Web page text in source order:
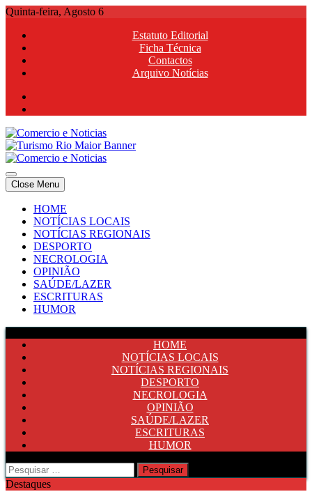
Skip
content
Quinta-feira, Agosto 6
Estatuto Editorial
Ficha Técnica
Contactos
Arquivo Notícias
Comercio e Noticias
Notícias e Publicidade Online
Comercio e Noticias
Notícias e Publicidade Online
Close Menu
HOME
NOTÍCIAS LOCAIS
NOTÍCIAS REGIONAIS
DESPORTO
NECROLOGIA
OPINIÃO
SAÚDE/LAZER
ESCRITURAS
HUMOR
HOME
NOTÍCIAS LOCAIS
NOTÍCIAS REGIONAIS
DESPORTO
NECROLOGIA
OPINIÃO
SAÚDE/LAZER
ESCRITURAS
HUMOR
Pesquisar
por:
Destaques